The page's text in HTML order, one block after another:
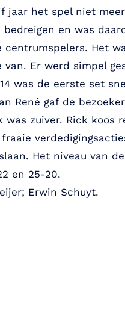
jaar het spel niet
en was
Het
Er werd simpel
was de eerste set
René gaf de
zuiver. Rick koos
Het niveau van
en 25-20.
Erwin Schuyt.